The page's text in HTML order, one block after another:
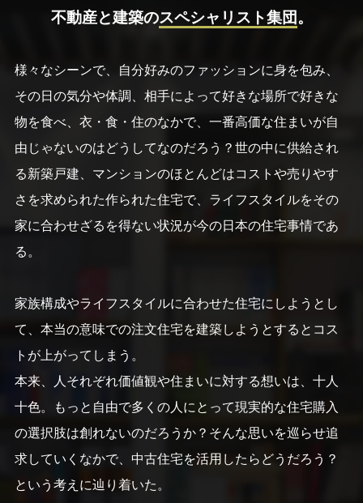
不動産と建築のスペシャリスト集団 。
様々なシーンで、自分好みのファッションに身を包み、
その日の気分や体調、相手によって好きな場所で好きな
物を食べ、衣・食・住のなかで、一番高価な住まいが自
由じゃないのはどうしてなのだろう？世の中に供給され
る新築戸建、マンションのほとんどはコストや売りやす
さを求められた作られた住宅で、ライフスタイルをその
家に合わせざるを得ない状況が今の日本の住宅事情であ
る。
家族構成やライフスタイルに合わせた住宅にしようとし
て、本当の意味での注文住宅を建築しようとするとコス
トが上がってしまう。
本来、人それぞれ価値観や住まいに対する想いは、十人
十色。もっと自由で多くの人にとって現実的な住宅購入
の選択肢は創れないのだろうか？そんな思いを巡らせ追
求していくなかで、中古住宅を活用したらどうだろう？
という考えに辿り着いた。